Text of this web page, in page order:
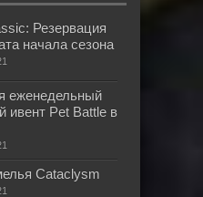
Резервация
начала сезона
еженедельный
ивент Pet Battle в
Cataclysm